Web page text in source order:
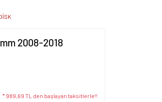
2008-2018
* 989,69 TL den başlayan taksitlerle!!